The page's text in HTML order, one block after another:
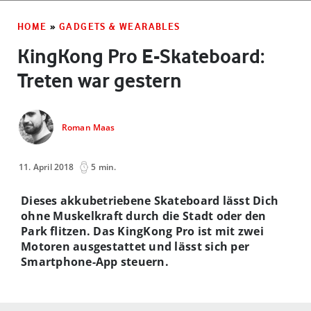
HOME » GADGETS & WEARABLES
KingKong Pro E-Skateboard:
Treten war gestern
Roman Maas
11. April 2018 5 min.
Dieses akkubetriebene Skateboard lässt Dich
ohne Muskelkraft durch die Stadt oder den
Park flitzen. Das KingKong Pro ist mit zwei
Motoren ausgestattet und lässt sich per
Smartphone-App steuern.